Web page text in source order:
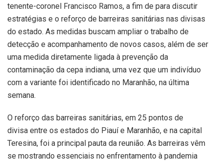
tenente-coronel Francisco Ramos, a fim de para discutir
estratégias e o reforço de barreiras sanitárias nas divisas
do estado. As medidas buscam ampliar o trabalho de
detecção e acompanhamento de novos casos, além de ser
uma medida diretamente ligada à prevenção da
contaminação da cepa indiana, uma vez que um indivíduo
com a variante foi identificado no Maranhão, na última
semana.
O reforço das barreiras sanitárias, em 25 pontos de
divisa entre os estados do Piauí e Maranhão, e na capital
Teresina, foi a principal pauta da reunião. As barreiras vêm
se mostrando essenciais no enfrentamento à pandemia